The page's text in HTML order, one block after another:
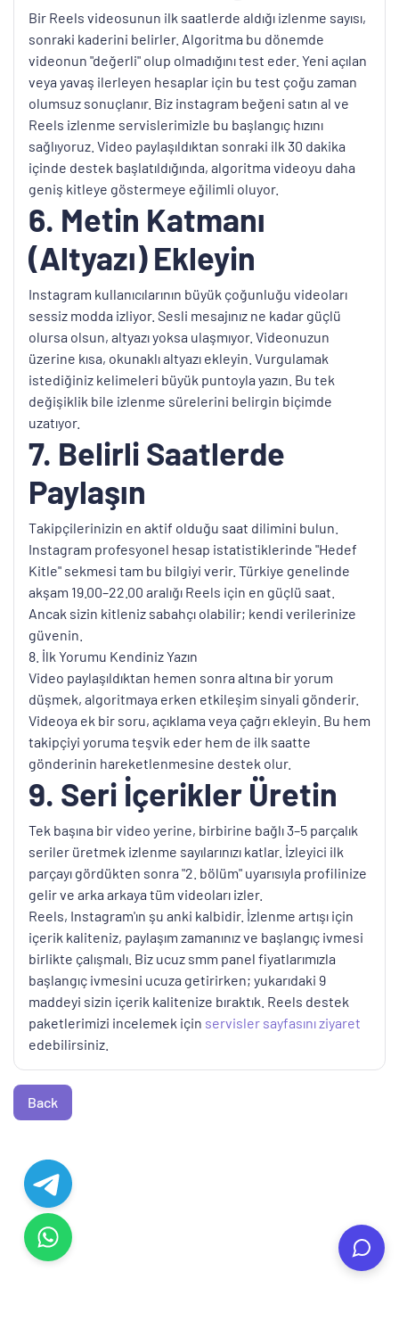
Bir Reels videosunun ilk saatlerde aldığı izlenme sayısı,
sonraki kaderini belirler. Algoritma bu dönemde
videonun "değerli" olup olmadığını test eder. Yeni açılan
veya yavaş ilerleyen hesaplar için bu test çoğu zaman
olumsuz sonuçlanır. Biz instagram beğeni satın al ve
Reels izlenme servislerimizle bu başlangıç hızını
sağlıyoruz. Video paylaşıldıktan sonraki ilk 30 dakika
içinde destek başlatıldığında, algoritma videoyu daha
geniş kitleye göstermeye eğilimli oluyor.
6. Metin Katmanı
(Altyazı) Ekleyin
Instagram kullanıcılarının büyük çoğunluğu videoları
sessiz modda izliyor. Sesli mesajınız ne kadar güçlü
olursa olsun, altyazı yoksa ulaşmıyor. Videonuzun
üzerine kısa, okunaklı altyazı ekleyin. Vurgulamak
istediğiniz kelimeleri büyük puntoyla yazın. Bu tek
değişiklik bile izlenme sürelerini belirgin biçimde
uzatıyor.
7. Belirli Saatlerde
Paylaşın
Takipçilerinizin en aktif olduğu saat dilimini bulun.
Instagram profesyonel hesap istatistiklerinde "Hedef
Kitle" sekmesi tam bu bilgiyi verir. Türkiye genelinde
akşam 19.00–22.00 aralığı Reels için en güçlü saat.
Ancak sizin kitleniz sabahçı olabilir; kendi verilerinize
güvenin.
8. İlk Yorumu Kendiniz Yazın
Video paylaşıldıktan hemen sonra altına bir yorum
düşmek, algoritmaya erken etkileşim sinyali gönderir.
Videoya ek bir soru, açıklama veya çağrı ekleyin. Bu hem
takipçiyi yoruma teşvik eder hem de ilk saatte
gönderinin hareketlenmesine destek olur.
9. Seri İçerikler Üretin
Tek başına bir video yerine, birbirine bağlı 3–5 parçalık
seriler üretmek izlenme sayılarınızı katlar. İzleyici ilk
parçayı gördükten sonra "2. bölüm" uyarısıyla profilinize
gelir ve arka arkaya tüm videoları izler.
Reels, Instagram'ın şu anki kalbidir. İzlenme artışı için
içerik kaliteniz, paylaşım zamanınız ve başlangıç ivmesi
birlikte çalışmalı. Biz ucuz smm panel fiyatlarımızla
başlangıç ivmesini ucuza getirirken; yukarıdaki 9
maddeyi sizin içerik kalitenize bıraktık. Reels destek
paketlerimizi incelemek için servisler sayfasını ziyaret
edebilirsiniz.
Back